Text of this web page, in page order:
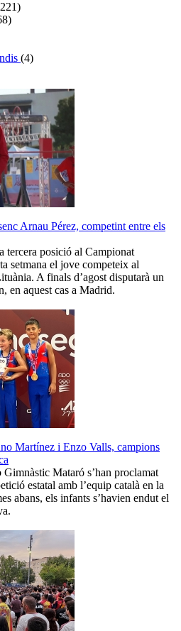
(4)
Arnau Pérez, competint entre els
tercera posició al Campionat
setmana el jove competeix al
A finals d’agost disputarà un
en aquest cas a Madrid.
Martínez i Enzo Valls, campions
Mataró s’han proclamat
estatal amb l’equip català en la
abans, els infants s’havien endut el